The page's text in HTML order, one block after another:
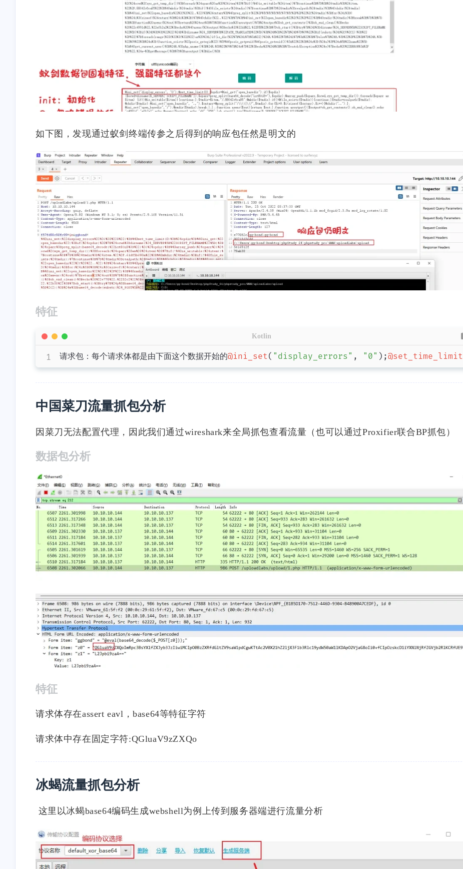
最近评论
stonewu
16 天前
stonewu
stonewu
<p>打卡</p>
2-27-2026
stonewu
stonewu
<p>123</p>
2-20-2026
stonewu
<p>👍</p>
标签
Halo0 反序列化32
漏洞 靶场 网安前沿时报 渗透测试
十一月 2024
59 篇
十月 2024
27篇
如下图，发现通过蚁剑终端传参之后得到的响应包任然是明文的
特征
请求包：每个请求体都是由下面这个数据开始的@ini_set( "display_errors" , "0" ) ;@set_time_limit
Kotlin
中国菜刀流量抓包分析
因菜刀无法配置代理，因此我们通过wireshark来全局抓包查看流量（也可以通过Proxifier联合BP抓包）
数据包分析
特征
请求体存在assert eavl，base64等特征字符
请求体中存在固定字符:QGluaV9zZXQo
冰蝎流量抓包分析
这里以冰蝎base64编码生成webshell为例上传到服务器端进行流量分析